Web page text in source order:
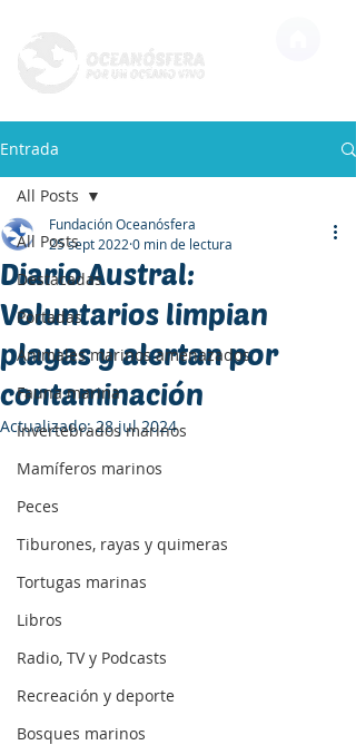
Entrada
All Posts
Destacadas
Portadas
Animales marinos amenazados
Fauna marina
Invertebrados marinos
Mamíferos marinos
Peces
Tiburones, rayas y quimeras
Tortugas marinas
Libros
Radio, TV y Podcasts
Recreación y deporte
Bosques marinos
All Posts
Diario Austral:
Voluntarios limpian
playas y alertan por
contaminación
Fundación Oceanósfera
25 sept 2022 0 min de lectura
Actualizado:28 jul 2024